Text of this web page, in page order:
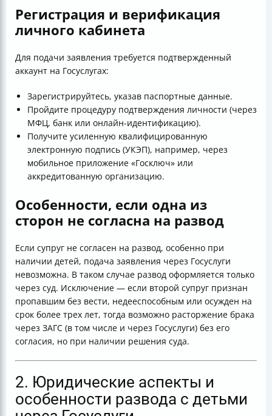
Регистрация и верификация
личного кабинета
Для подачи заявления требуется подтвержденный
аккаунт на Госуслугах:
Зарегистрируйтесь, указав паспортные данные.
Пройдите процедуру подтверждения личности (через
МФЦ, банк или онлайн-идентификацию).
Получите усиленную квалифицированную
электронную подпись (УКЭП), например, через
мобильное приложение «Госключ» или
аккредитованную организацию.
Особенности, если одна из
сторон не согласна на развод
Если супруг не согласен на развод, особенно при
наличии детей, подача заявления через Госуслуги
невозможна. В таком случае развод оформляется только
через суд. Исключение — если второй супруг признан
пропавшим без вести, недееспособным или осужден на
срок более трех лет, тогда возможно расторжение брака
через ЗАГС (в том числе и через Госуслуги) без его
согласия, но при наличии решения суда.
2. Юридические аспекты и
особенности развода с детьми